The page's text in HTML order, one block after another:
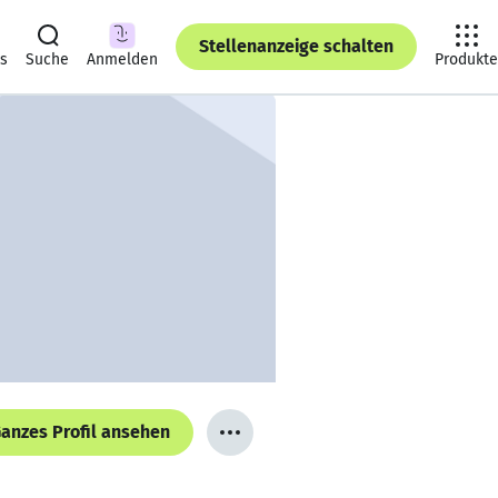
Suche Anmelden
Stellenanzeige schalten
Produkte
Profil ansehen